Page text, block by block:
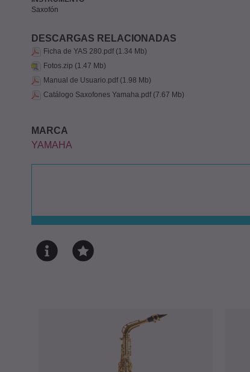
Saxofón
DESCARGAS RELACIONADAS
Ficha de YAS 280.pdf (1.34 Mb)
Fotos.zip (1.47 Mb)
Manual de Usuario.pdf (1.98 Mb)
Catálogo Saxofones Yamaha.pdf (7.67 Mb)
MARCA
YAMAHA